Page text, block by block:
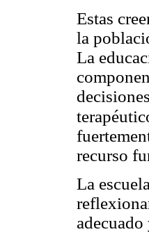
Estas
la
La
recurso
La